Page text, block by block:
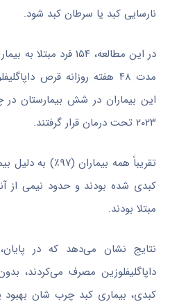
نارسایی کبد یا سرطان کبد شود.
در این مطالعه، ۱۵۴
مدت ۴۸ هفته روزانه قرص
۲۰۲۳ تحت درمان قرار گرفتند.
تقریباً همه
مبتلا بودند.
داپاگلیفلوزین مصرف می‌کردند،
کبدی، بیماری کبد چرب شان بهبود